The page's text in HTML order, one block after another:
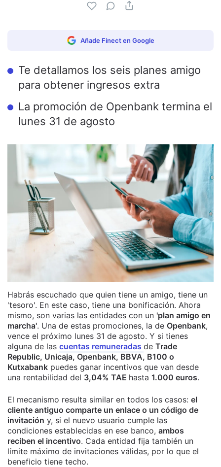
Añade Finect en Google
Te detallamos los seis planes amigo
para obtener ingresos extra
La promoción de Openbank termina el
lunes 31 de agosto
Habrás escuchado que quien tiene un amigo, tiene un
'tesoro'. En este caso, tiene una bonificación. Ahora
mismo, son varias las entidades con un 'plan amigo en
marcha'. Una de estas promociones, la de Openbank,
vence el próximo lunes 31 de agosto. Y si tienes
alguna de las cuentas remuneradas de Trade
Republic, Unicaja, Openbank, BBVA, B100 o
Kutxabank puedes ganar incentivos que van desde
una rentabilidad del 3,04% TAE hasta 1.000 euros.
El mecanismo resulta similar en todos los casos: el
cliente antiguo comparte un enlace o un código de
invitación y, si el nuevo usuario cumple las
condiciones establecidas en ese banco, ambos
reciben el incentivo. Cada entidad fija también un
límite máximo de invitaciones válidas, por lo que el
beneficio tiene techo.